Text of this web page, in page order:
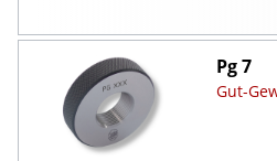
Pg 7
Gut-